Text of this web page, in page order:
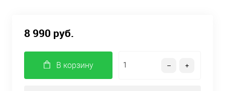
8 990 руб.
В корзину